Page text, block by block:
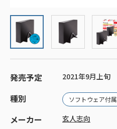
発売予定 2021年9月上旬
種別 ソフトウェア付属
メーカー 玄人志向